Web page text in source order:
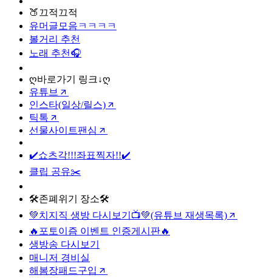
🍑끄적끄적
유머글모음ㅋㅋㅋㅋ
볼거리 추천
노래 추천🎧
ღ바로가기 링크↓ღ
유튜브
인스타(일상/릴스)
틱톡
선물사이트팬심
✔️쇼츠각!!!좌표찍자!!✔️
클립 공유✂️
🛠️존폐위기 장소🛠️
💚치지직 생방 다시보기📺💚(유튜브 재생목록)
🔥포토이즘 이벤트 인증게시판🔥
생방송 다시보기
매니저 경비실
해봄장패드구입